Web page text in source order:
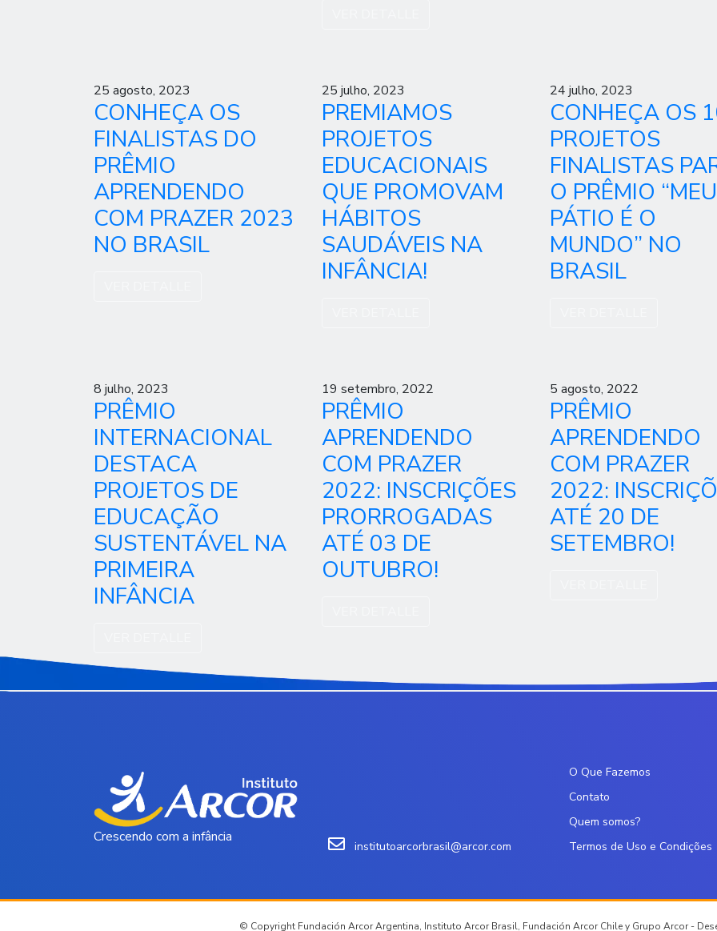
25 agosto, 2023
CONHEÇA OS
FINALISTAS DO
PRÊMIO
APRENDENDO
COM PRAZER 2023
NO BRASIL
25 julho, 2023
PREMIAMOS
PROJETOS
EDUCACIONAIS
QUE PROMOVAM
HÁBITOS
SAUDÁVEIS NA
INFÂNCIA!
24 julho, 2023
CONHEÇA OS
PROJETOS
FINALISTAS
O PRÊMIO “MEU
PÁTIO É O
MUNDO” NO
BRASIL
8 julho, 2023
PRÊMIO
INTERNACIONAL
DESTACA
PROJETOS DE
EDUCAÇÃO
SUSTENTÁVEL NA
PRIMEIRA
INFÂNCIA
19 setembro, 2022
PRÊMIO
APRENDENDO
COM PRAZER
2022: INSCRIÇÕES
PRORROGADAS
ATÉ 03 DE
OUTUBRO!
5 agosto, 2022
PRÊMIO
APRENDENDO
COM PRAZER
2022:
ATÉ 20 DE
SETEMBRO!
Crescendo com a infância
institutoarcorbrasil@arcor.com
O Que Fazemos
Contato
Quem somos?
Termos de Uso e Condições
© Copyright Fundación Arcor Argentina, Instituto Arcor Brasil, Fundación Arcor Chile y Grupo Arcor -